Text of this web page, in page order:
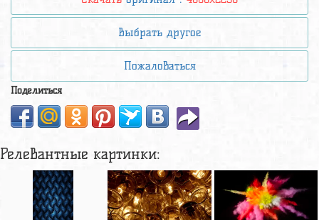
Выбрать другое
Пожаловаться
Поделиться
Релевантные картинки: